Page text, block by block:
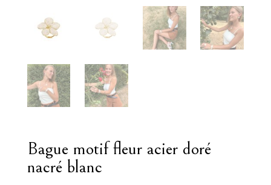
Bague motif fleur acier doré
nacré blanc